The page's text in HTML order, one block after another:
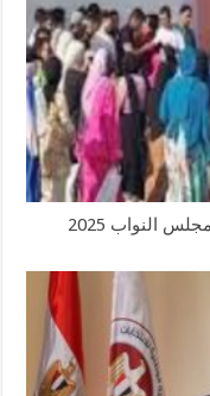
النواب 2025